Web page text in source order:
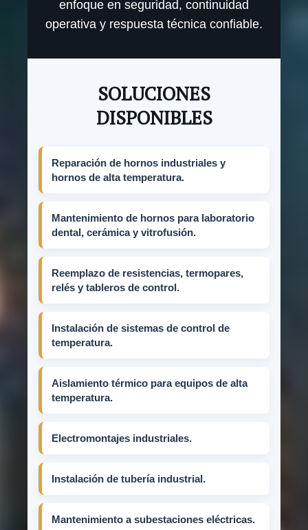
enfoque en seguridad, continuidad
operativa y respuesta técnica confiable.
SOLUCIONES
DISPONIBLES
Reparación de hornos industriales y
hornos de alta temperatura.
Mantenimiento de hornos para laboratorio
dental, cerámica y vitrofusión.
Reemplazo de resistencias, termopares,
relés y tableros de control.
Instalación de sistemas de control de
temperatura.
Aislamiento térmico para equipos de alta
temperatura.
Electromontajes industriales.
Instalación de tubería industrial.
Mantenimiento a subestaciones eléctricas.